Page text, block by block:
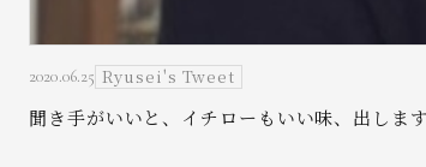
2020.06.25 Ryusei's Tweet
聞き手がいいと、イチローもいい味、出しま